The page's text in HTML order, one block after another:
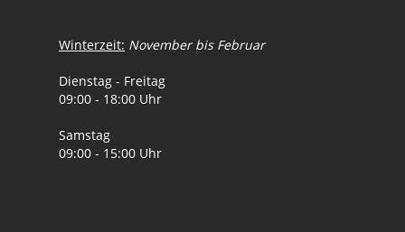
Winterzeit: November bis Februar
Dienstag - Freitag
09:00 - 18:00 Uhr
Samstag
09:00 - 15:00 Uhr